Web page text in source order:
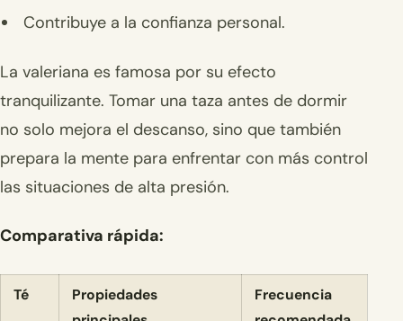
Contribuye a la confianza personal.
La valeriana es famosa por su efecto
tranquilizante. Tomar una taza antes de dormir
no solo mejora el descanso, sino que también
prepara la mente para enfrentar con más control
las situaciones de alta presión.
Comparativa rápida:
Té
Propiedades
Frecuencia